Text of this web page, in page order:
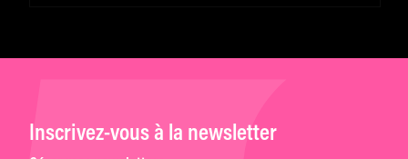
Inscrivez-vous à la newsletter